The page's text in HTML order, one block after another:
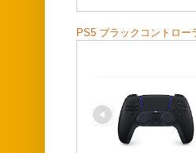
PS5 ブラックコントロー